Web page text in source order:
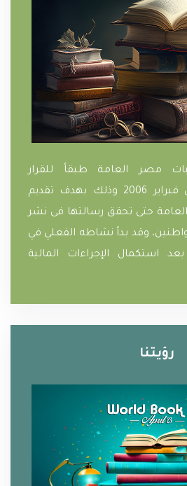
مصر العامة طبقاً للقرار
الجمهوري الصادر فى فبراير 2006 وذلك بهدف تقديم
حتى تحقق رسالتها فى نشر
وقد بدأ نشاطه الفعلي في
وذلك بعد استكمال الإجراءات المالية
رؤيتنا